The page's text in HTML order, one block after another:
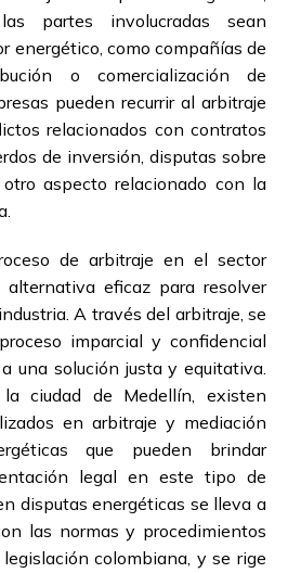
partes involucradas sean
energético, como compañías de
o comercialización de
pueden recurrir al arbitraje
relacionados con contratos
de inversión, disputas sobre
aspecto relacionado con la
de arbitraje en el sector
alternativa eficaz para resolver
A través del arbitraje, se
imparcial y confidencial
una solución justa y equitativa.
ciudad de Medellín, existen
en arbitraje y mediación
que pueden brindar
legal en este tipo de
disputas energéticas se lleva a
las normas y procedimientos
colombiana, y se rige